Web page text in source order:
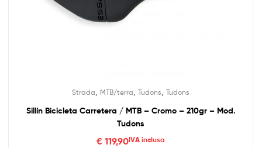
Strada MTB/terra Tudons Tudons
Sillín Bicicleta Carretera / MTB – Cromo – 210gr – Mod.
Tudons
€ 119,90IVA inclusa